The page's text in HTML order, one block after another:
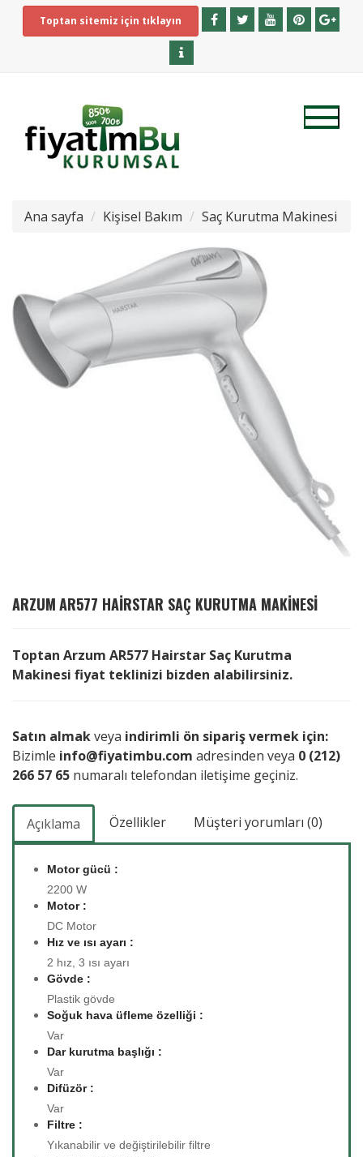
Toptan sitemiz için tıklayın
Ana sayfa Kişisel Bakım Saç Kurutma Makinesi
ARZUMAR577 HAIRSTAR SAÇ KURUTMA MAKINESI
Toptan Arzum AR577 Hairstar Saç Kurutma
Makinesi fiyat teklinizi bizden alabilirsiniz.
Satın almakveya indirimli ön sipariş vermek için:
Bizimle info@fiyatimbu.com adresinden veya 0 (212)
266 57 65 numaralı telefondan iletişime geçiniz.
Açıklama Özellikler Müşteri yorumları (0)
Motor gücü :
2200 W
Motor :
DC Motor
Hız ve ısı ayarı :
2 hız, 3 ısı ayarı
Gövde :
Plastik gövde
Soğuk hava üfleme özelliği :
Var
Dar kurutma başlığı :
Var
Difüzör :
Var
Filtre :
Yıkanabilir ve değiştirilebilir filtre